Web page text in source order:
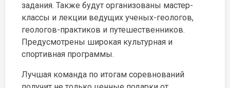
задания. Также будут организованы мастер-
классы и лекции ведущих ученых-геологов,
геологов-практиков и путешественников.
Предусмотрены широкая культурная и
спортивная программы.
Лучшая команда по итогам соревнований